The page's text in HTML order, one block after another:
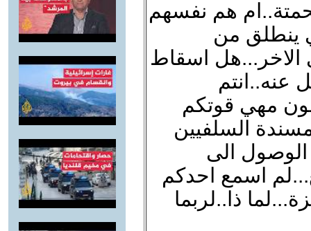
هم نفسهم
ينطلق من
الاخر...هل اسقاط
عنه..انتم
مهي قوتكم
السلفيين
الوصول الى
اسمع احدكم
ذا..لربما